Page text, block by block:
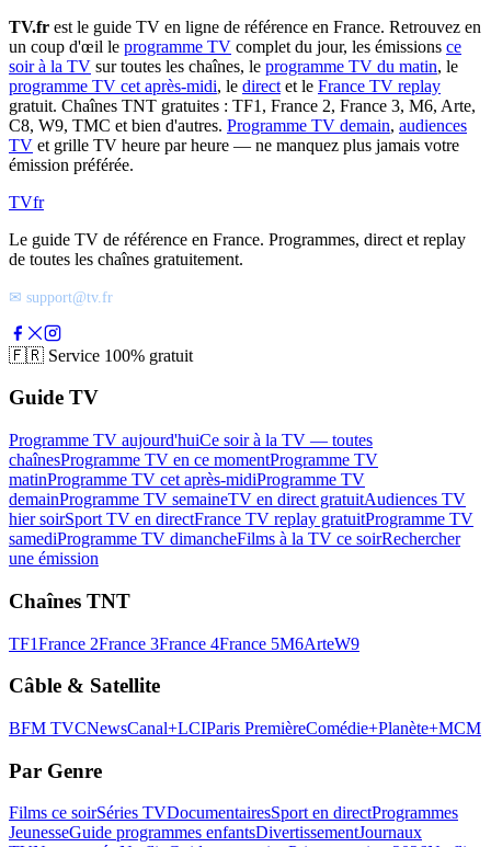
TV.fr est le guide TV en ligne de référence en France. Retrouvez en
un coup d'œil le programme TV complet du jour, les émissions ce
soir à la TV sur toutes les chaînes, le programme TV du matin, le
programme TV cet après-midi, le direct et le France TV replay
gratuit. Chaînes TNT gratuites : TF1, France 2, France 3, M6, Arte,
C8, W9, TMC et bien d'autres. Programme TV demain, audiences
TV et grille TV heure par heure — ne manquez plus jamais votre
émission préférée.
TVfr
Le guide TV de référence en France. Programmes, direct et replay
de toutes les chaînes gratuitement.
✉ support@tv.fr
🇫🇷 Service 100% gratuit
Guide TV
Programme TV aujourd'huiCe soir à la TV — toutes
chaînesProgramme TV en ce momentProgramme TV
matinProgramme TV cet après-midiProgramme TV
demainProgramme TV semaineTV en direct gratuitAudiences TV
hier soirSport TV en directFrance TV replay gratuitProgramme TV
samediProgramme TV dimancheFilms à la TV ce soirRechercher
une émission
Chaînes TNT
TF1France 2France 3France 4France 5M6ArteW9
Câble & Satellite
BFM TVCNewsCanal+LCIParis PremièreComédie+Planète+MCM
Par Genre
Films ce soirSéries TVDocumentairesSport en directProgrammes
JeunesseGuide programmes enfantsDivertissementJournaux